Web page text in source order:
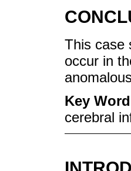
This case
occur in
Key
cerebral